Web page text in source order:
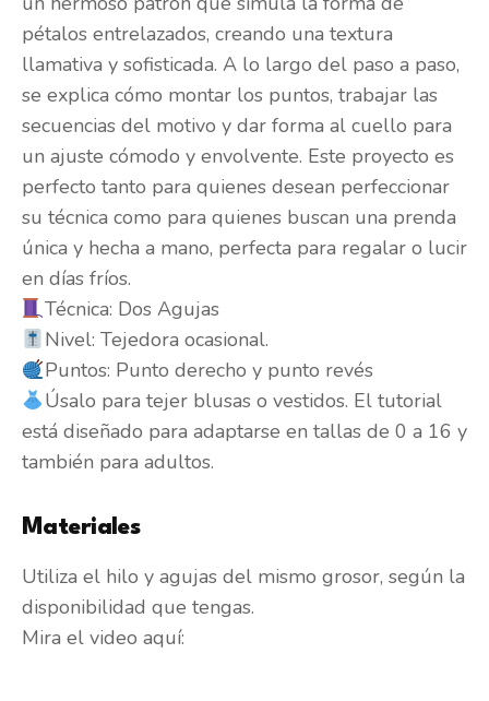
pétalos entrelazados, creando una textura
llamativa y sofisticada. A lo largo del paso a paso,
se explica cómo montar los puntos, trabajar las
secuencias del motivo y dar forma al cuello para
un ajuste cómodo y envolvente. Este proyecto es
perfecto tanto para quienes desean perfeccionar
su técnica como para quienes buscan una prenda
única y hecha a mano, perfecta para regalar o lucir
en días fríos.
Técnica: Dos Agujas
Nivel: Tejedora ocasional.
Puntos: Punto derecho y punto revés
Úsalo para tejer blusas o vestidos. El tutorial
está diseñado para adaptarse en tallas de 0 a 16 y
también para adultos.
Materiales
Utiliza el hilo y agujas del mismo grosor, según la
disponibilidad que tengas.
Mira el video aquí: